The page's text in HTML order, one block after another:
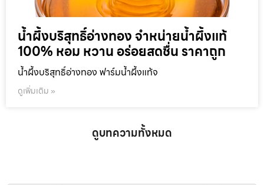
น้ำผึ้งบริสุทธิ์อ่างทอง จำหน่ายน้ำผึ้งแท้
100% หอม หวาน อร่อยสดชื่น ราคาถูก
น้ำผึ้งบริสุทธิ์อ่างทอง ฟาร์มน้ำผึ้งแท้จ
ดูเพิ่มเติม »
ดูบทความทั้งหมด